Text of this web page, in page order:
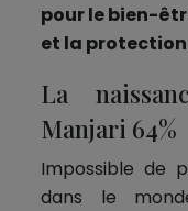
pour le bien-
et la
La
Manjari 64%
Impossible de
dans le